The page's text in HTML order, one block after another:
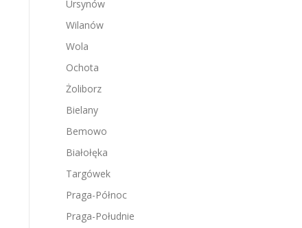
Ursynów
Wilanów
Wola
Ochota
Żoliborz
Bielany
Bemowo
Białołęka
Targówek
Praga-Północ
Praga-Południe